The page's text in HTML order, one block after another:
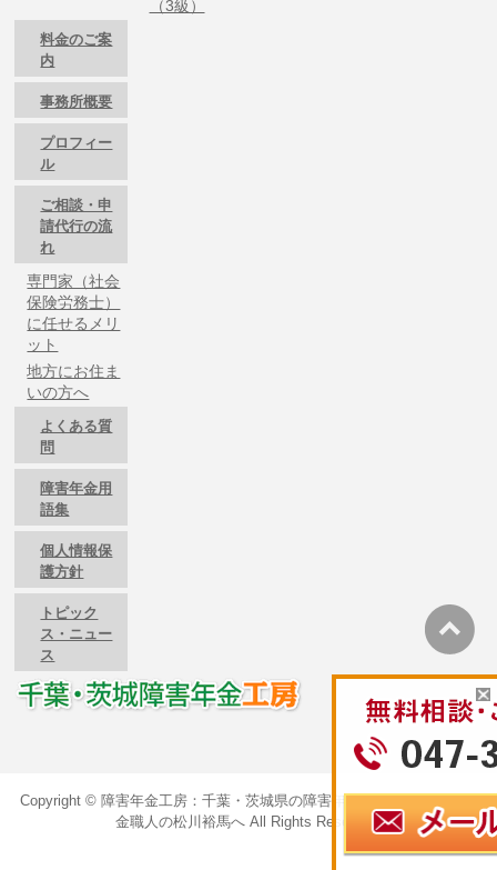
（3級）
料金のご案
内
事務所概要
プロフィー
ル
ご相談・申
請代行の流
れ
専門家（社会
保険労務士）
に任せるメリ
ット
地方にお住ま
いの方へ
よくある質
問
障害年金用
語集
個人情報保
護方針
トピック
ス・ニュー
ス
Copyright ©障害年金工房：千葉・茨城県の障害年金のご相談は障害年
金職人の松川裕馬へAll Rights Reserved.